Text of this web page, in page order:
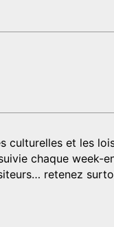
et les
chaque week-
retenez